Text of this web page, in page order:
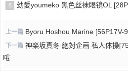
6 幼愛youmeko 黑色丝袜眼镜OL
上一篇 Byoru Hoshou Marine [56P17V-
下一篇 神楽坂真冬 絶対企画 私人体操
哦